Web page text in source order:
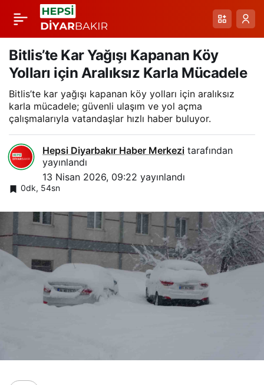
Bitlis’te Kar Yağışı Kapanan Köy
Yolları için Aralıksız Karla Mücadele
Bitlis’te kar yağışı kapanan köy yolları için aralıksız
karla mücadele; güvenli ulaşım ve yol açma
çalışmalarıyla vatandaşlar hızlı haber buluyor.
Hepsi Diyarbakır Haber Merkezi tarafından
yayınlandı
13 Nisan 2026, 09:22 yayınlandı
0dk, 54sn
Diyarbakır’da
Barajlarda Kontrollü
ve Serbest Akışlı
Tahliye Süreçleri
Faaliyette
Paylaş